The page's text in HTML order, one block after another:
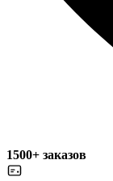
1500+ заказов